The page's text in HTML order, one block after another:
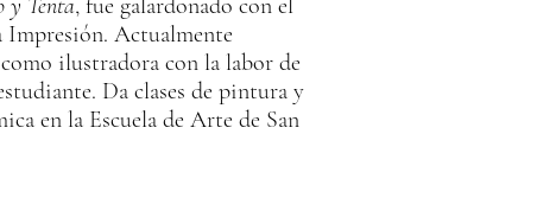
Actualmente
ilustradora con la labor de
Da clases de pintura y
en la Escuela de Arte de San